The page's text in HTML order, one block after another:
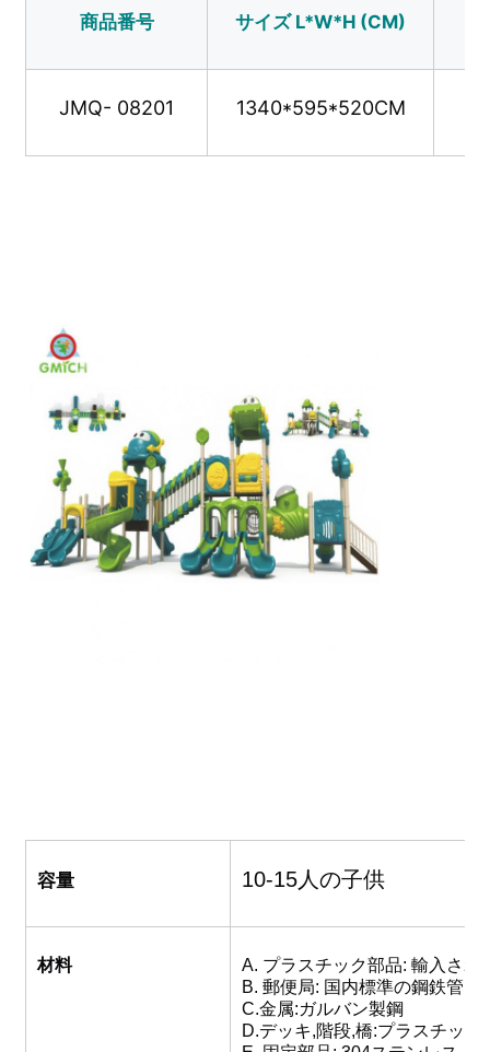
子ども は スイング で スライド する
小さな遊び場
子供の滑り台
オーダーメイド 水スライド
商品番号 サイズ L*W*H (CM)
JMQ- 08201 1340*595*520CM
容量 10-15人の子供
材料
A. プラスチック部品: 輸入さ
B. 郵便局: 国内標準の鋼鉄管
C.金属:ガルバン製鋼
D.デッキ,階段,橋:プラスチック